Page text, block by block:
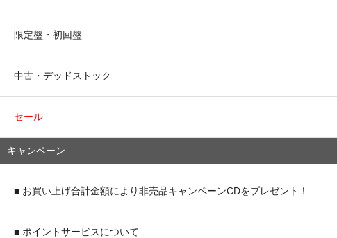
限定盤・初回盤
中古・デッドストック
セール
キャンペーン
■ お買い上げ合計金額により非売品キャンペーンCDをプレゼント！
■ ポイントサービスについて